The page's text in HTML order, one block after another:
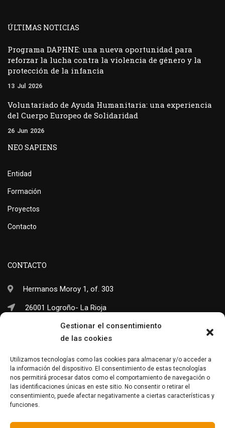
Gestionar el consentimiento
de las cookies
Utilizamos tecnologías como las cookies para almacenar y/o acceder a
la información del dispositivo. El consentimiento de estas tecnologías
nos permitirá procesar datos como el comportamiento de navegación o
las identificaciones únicas en este sitio. No consentir o retirar el
consentimiento, puede afectar negativamente a ciertas características y
funciones.
ÚLTIMAS NOTICIAS
Programa DAPHNE: una nueva oportunidad para
reforzar la lucha contra la violencia de género y la
protección de la infancia
13 Jul 2026
Voluntariado de Ayuda Humanitaria: una experiencia
del Cuerpo Europeo de Solidaridad
26 Jun 2026
NEO SAPIENS
Entidad
Formación
Proyectos
Contacto
CONTACTO
Hermanos Moroy 1, of. 303
26001 Logroño- La Rioja
(+34) 941 703 245
FacebookTwitterInstagram